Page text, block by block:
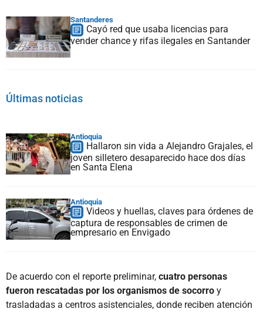
Santanderes
Cayó red que usaba licencias para
vender chance y rifas ilegales en Santander
Últimas noticias
Antioquia
Hallaron sin vida a Alejandro Grajales, el
joven silletero desaparecido hace dos días
en Santa Elena
Antioquia
Videos y huellas, claves para órdenes de
captura de responsables de crimen de
empresario en Envigado
De acuerdo con el reporte preliminar, cuatro personas
fueron rescatadas por los organismos de socorro y
trasladadas a centros asistenciales, donde reciben atención